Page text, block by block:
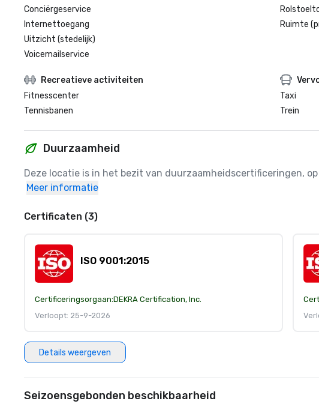
Conciërgeservice
Internettoegang
Uitzicht (stedelijk)
Voicemailservice
Ruimte
Recreatieve activiteiten
Fitnesscenter
Tennisbanen
Taxi
Trein
Duurzaamheid
Deze locatie is in het bezit van duurzaamheidscertificeringen,
Meer informatie
Certificaten (3)
ISO 9001:2015
Certificeringsorgaan:DEKRA Certification, Inc.
Verloopt: 25-9-2026
Details weergeven
Seizoensgebonden beschikbaarheid